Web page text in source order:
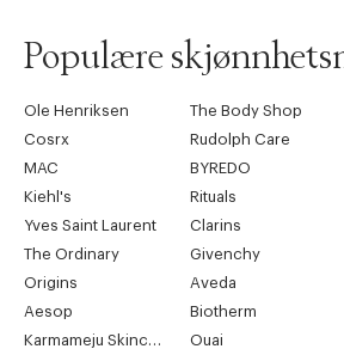
Populære
Ole Henriksen The Body Shop
Cosrx
Rudolph Care
MAC
BYREDO
Kiehl's
Rituals
Yves Saint Laurent
Clarins
The Ordinary
Givenchy
Origins
Aveda
Aesop
Biotherm
Ouai